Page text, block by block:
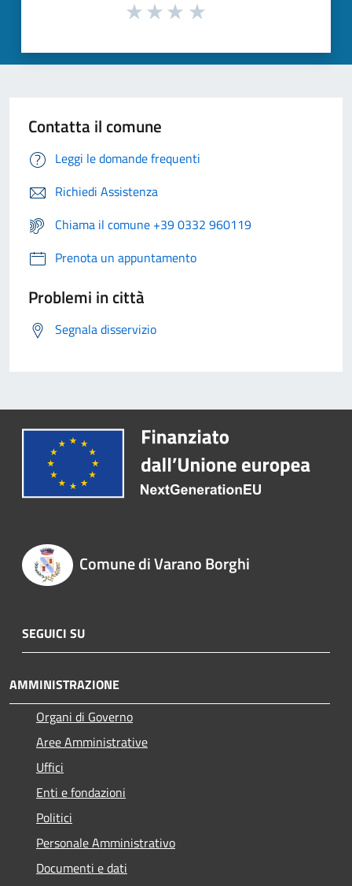
Contatta il comune
Leggi le domande frequenti
Richiedi Assistenza
Chiama il comune +39 0332 960119
Prenota un appuntamento
Problemi in città
Segnala disservizio
Comune di Varano Borghi
SEGUICI SU
AMMINISTRAZIONE
Organi di Governo
Aree Amministrative
Uffici
Enti e fondazioni
Politici
Personale Amministrativo
Documenti e dati